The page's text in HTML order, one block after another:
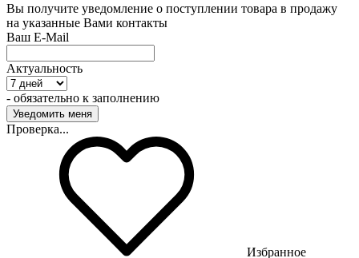
Вы получите уведомление о поступлении товара в продажу
на указанные Вами контакты
Ваш E-Mail
Актуальность
- обязательно к заполнению
Проверка...
Избранное